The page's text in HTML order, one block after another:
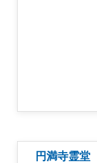
円満寺霊堂